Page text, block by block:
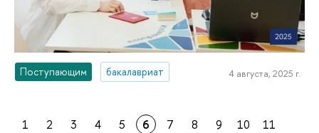
Поступающим бакалавриат 4 августа, 2025 г.
1 2 3 4 5 6 7 8 9 10
11